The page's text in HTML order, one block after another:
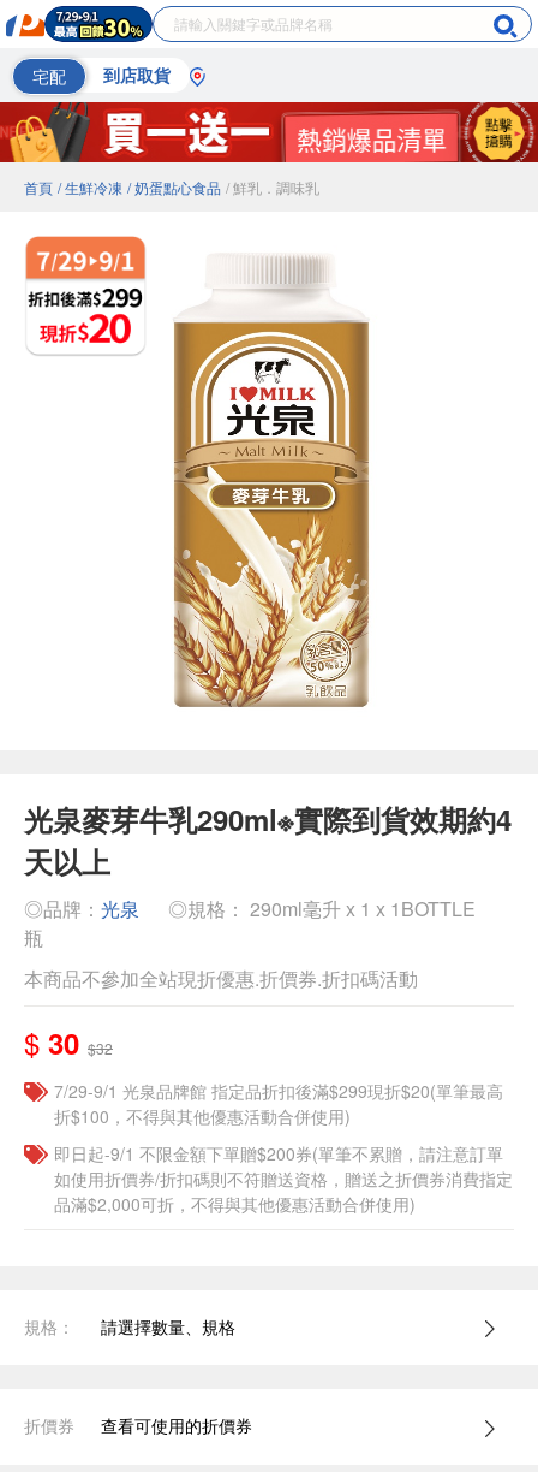
宅配 到店取貨
首頁 / 生鮮冷凍 / 奶蛋點心食品 / 鮮乳．調味乳
光泉麥芽牛乳290ml※實際到貨效期約4
天以上
◎品牌： 光泉
◎規格： 290ml毫升 x 1 x 1BOTTLE
瓶
本商品不參加全站現折優惠.折價券.折扣碼活動
$ 30 $32
7/29-9/1 光泉品牌館 指定品折扣後滿$299現折$20(單筆最高
折$100，不得與其他優惠活動合併使用)
即日起-9/1 不限金額下單贈$200券(單筆不累贈，請注意訂單
如使用折價券/折扣碼則不符贈送資格，贈送之折價券消費指定
品滿$2,000可折，不得與其他優惠活動合併使用)
規格： 請選擇數量、規格
折價券 查看可使用的折價券